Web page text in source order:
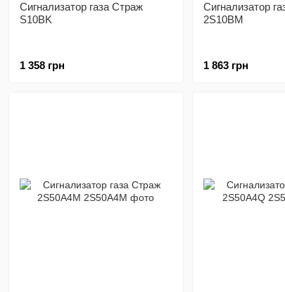
Сигнализатор газа Страж
S10BK
1 358 грн
Сигнализатор
2S10BM
1 863 грн